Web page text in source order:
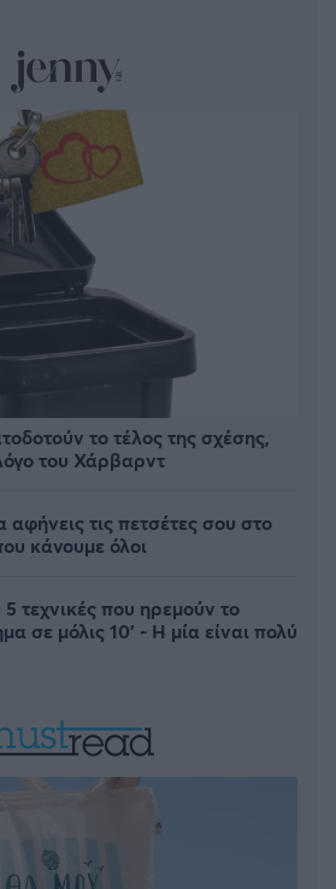
το τέλος της σχέσης,
του Χάρβαρντ
αφήνεις τις πετσέτες σου στο
κάνουμε όλοι
5 τεχνικές που ηρεμούν το
σε μόλις 10' - Η μία είναι πολύ